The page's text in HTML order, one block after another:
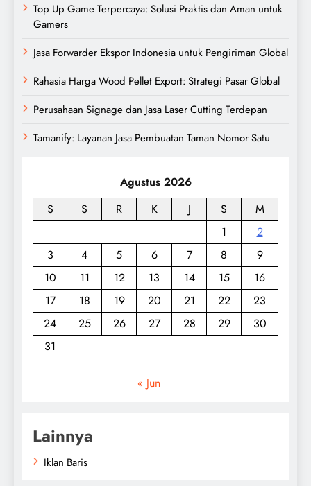
Top Up Game Terpercaya: Solusi Praktis dan Aman untuk
Gamers
Jasa Forwarder Ekspor Indonesia untuk Pengiriman Global
Rahasia Harga Wood Pellet Export: Strategi Pasar Global
Perusahaan Signage dan Jasa Laser Cutting Terdepan
Tamanify: Layanan Jasa Pembuatan Taman Nomor Satu
Agustus 2026
S
S R K J S
M
1
2
3
4 5 6 7 8
9
10
11 12 13 14 15
16
17
18 19 20 21 22
23
24
25 26 27 28 29
30
31
« Jun
Lainnya
Iklan Baris